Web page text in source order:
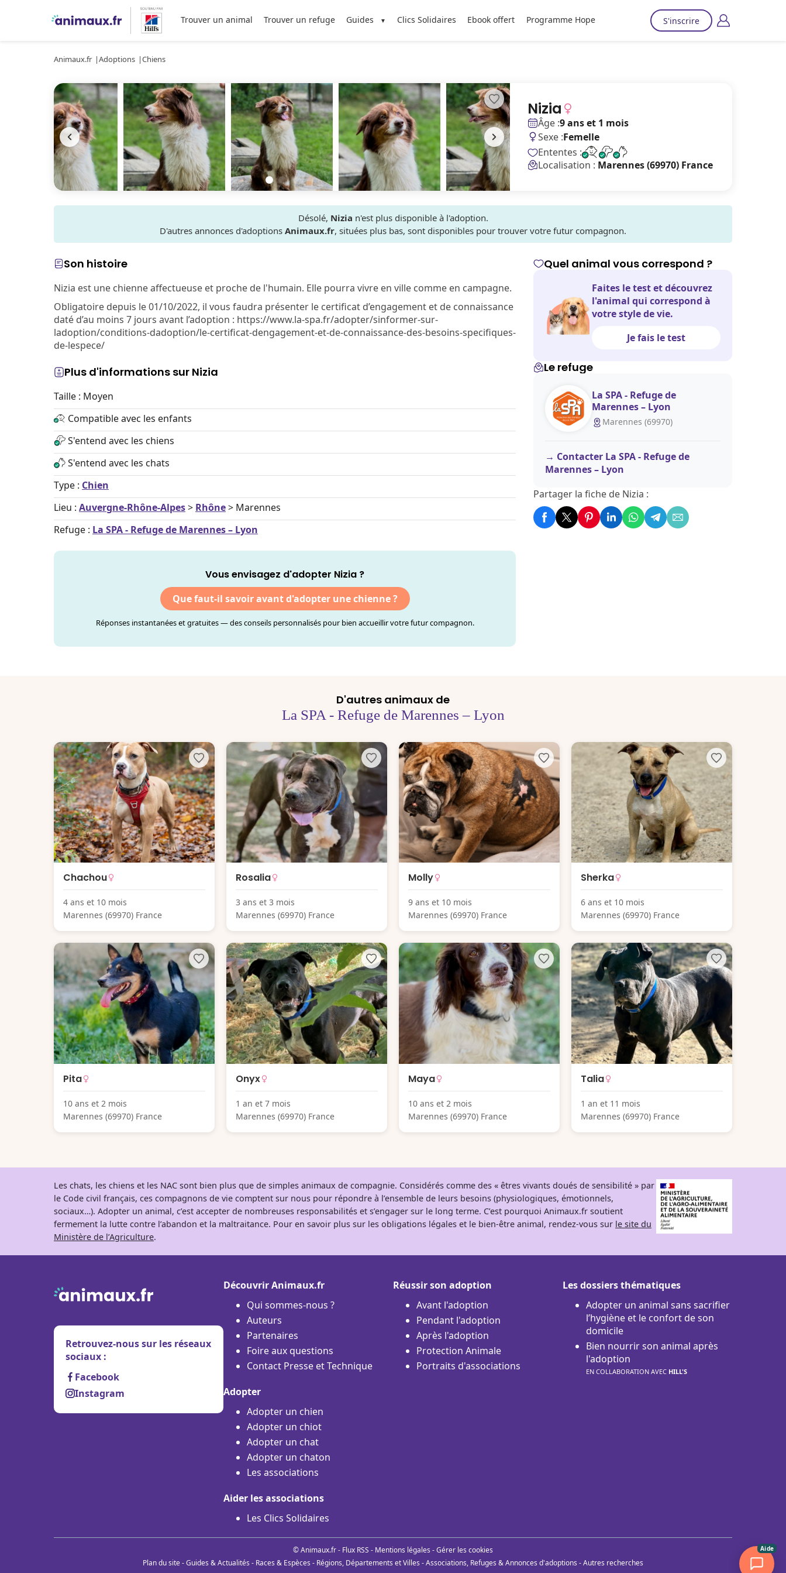
Trouver un animal Trouver un refuge Guides Clics Solidaires Ebook offert Programme Hope S'inscrire
Animaux.fr Adoptions Chiens
Nizia
Âge :9 ans et 1 mois
Sexe :Femelle
Ententes :
Localisation : Marennes (69970) France
Désolé, Nizia n'est plus disponible à l'adoption.
D'autres annonces d'adoptions Animaux.fr, situées plus bas, sont disponibles pour trouver votre futur compagnon.
Son histoire
Nizia est une chienne affectueuse et proche de l'humain. Elle pourra vivre en ville comme en campagne.
Obligatoire depuis le 01/10/2022, il vous faudra présenter le certificat d’engagement et de connaissance
daté d’au moins 7 jours avant l’adoption : https://www.la-spa.fr/adopter/sinformer-sur-
ladoption/conditions-dadoption/le-certificat-dengagement-et-de-connaissance-des-besoins-specifiques-
de-lespece/
Plus d'informations sur Nizia
Taille : Moyen
Compatible avec les enfants
S'entend avec les chiens
S'entend avec les chats
Type : Chien
Lieu : Auvergne-Rhône-Alpes> Rhône> Marennes
Refuge : La SPA - Refuge de Marennes – Lyon
Vous envisagez d'adopter Nizia ?
Que faut-il savoir avant d'adopter une chienne ?
Réponses instantanées et gratuites — des conseils personnalisés pour bien accueillir votre futur compagnon.
Quel animal vous correspond ?
Faites le test et découvrez
l'animal qui correspond à
votre style de vie.
Je fais le test
Le refuge
La SPA - Refuge de
Marennes – Lyon
Marennes (69970)
Contacter La SPA - Refuge de
Marennes – Lyon
Partager la fiche de Nizia :
D'autres animaux de
La SPA - Refuge de Marennes – Lyon
Chachou
4 ans et 10 mois
Marennes (69970) France
Rosalia
3 ans et 3 mois
Marennes (69970) France
Molly
9 ans et 10 mois
Marennes (69970) France
Sherka
6 ans et 10 mois
Marennes (69970) France
Pita
10 ans et 2 mois
Marennes (69970) France
Onyx
1 an et 7 mois
Marennes (69970) France
Maya
10 ans et 2 mois
Marennes (69970) France
Talia
1 an et 11 mois
Marennes (69970) France
Les chats, les chiens et les NAC sont bien plus que de simples animaux de compagnie. Considérés comme des « êtres vivants doués de sensibilité » par
le Code civil français, ces compagnons de vie comptent sur nous pour répondre à l’ensemble de leurs besoins (physiologiques, émotionnels,
sociaux…). Adopter un animal, c’est accepter de nombreuses responsabilités et s’engager sur le long terme. C’est pourquoi Animaux.fr soutient
fermement la lutte contre l’abandon et la maltraitance. Pour en savoir plus sur les obligations légales et le bien-être animal, rendez-vous sur le site du
Ministère de l’Agriculture.
Retrouvez-nous sur les réseaux
sociaux :
Facebook
Instagram
Découvrir Animaux.fr
Qui sommes-nous ?
Auteurs
Partenaires
Foire aux questions
Contact Presse et Technique
Adopter
Adopter un chien
Adopter un chiot
Adopter un chat
Adopter un chaton
Les associations
Aider les associations
Les Clics Solidaires
Réussir son adoption
Avant l'adoption
Pendant l'adoption
Après l'adoption
Protection Animale
Portraits d'associations
Les dossiers thématiques
Adopter un animal sans sacrifier
l’hygiène et le confort de son
domicile
Bien nourrir son animal après
l'adoption
EN COLLABORATION AVEC HILL'S
© Animaux.fr - Flux RSS - Mentions légales -Gérer les cookies
Plan du site-Guides & Actualités - Races & Espèces - Régions, Départements et Villes -Associations, Refuges & Annonces d'adoptions -Autres recherches
Aide